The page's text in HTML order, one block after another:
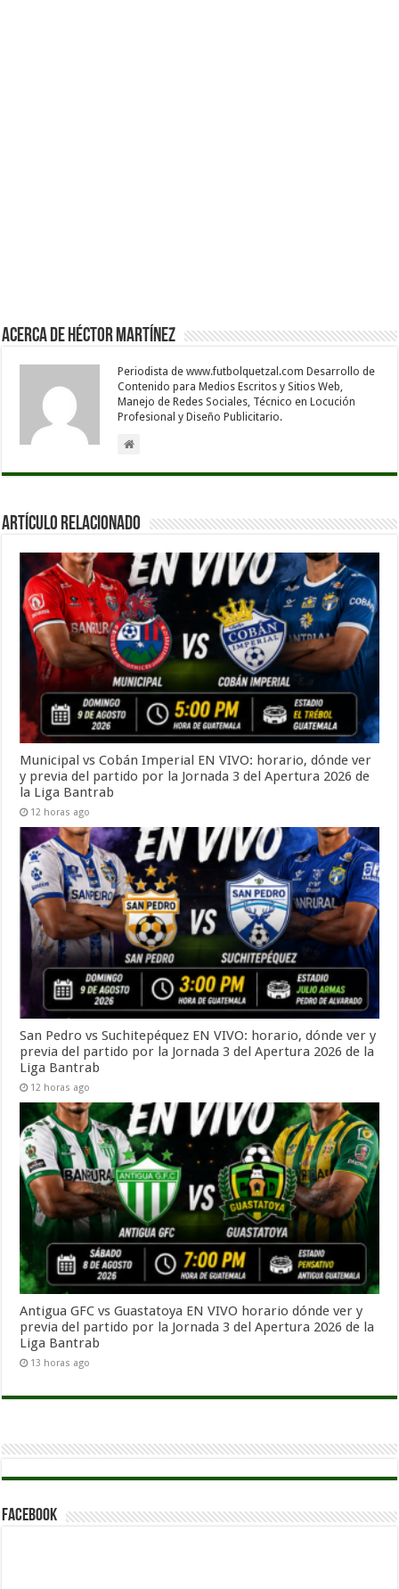
Acerca de Héctor Martínez
Periodista de www.futbolquetzal.com Desarrollo de
Contenido para Medios Escritos y Sitios Web,
Manejo de Redes Sociales, Técnico en Locución
Profesional y Diseño Publicitario.
Artículo Relacionado
Municipal vs Cobán Imperial EN VIVO: horario, dónde ver
y previa del partido por la Jornada 3 del Apertura 2026 de
la Liga Bantrab
12 horas ago
San Pedro vs Suchitepéquez EN VIVO: horario, dónde ver y
previa del partido por la Jornada 3 del Apertura 2026 de la
Liga Bantrab
12 horas ago
Antigua GFC vs Guastatoya EN VIVO horario dónde ver y
previa del partido por la Jornada 3 del Apertura 2026 de la
Liga Bantrab
13 horas ago
Facebook